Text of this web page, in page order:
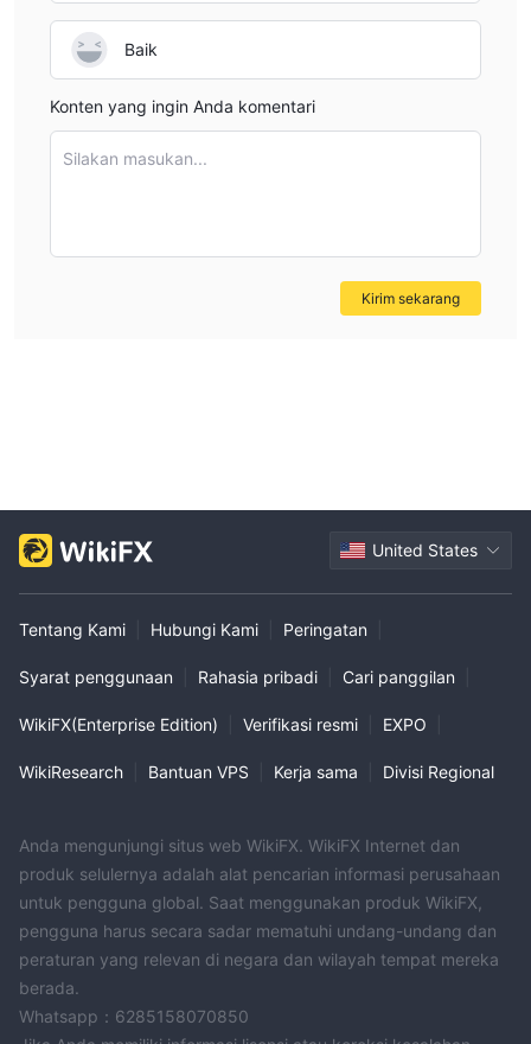
Baik
Konten yang ingin Anda komentari
Silakan masukan...
Kirim sekarang
United States
Tentang Kami Hubungi Kami Peringatan
Syarat penggunaan Rahasia pribadi Cari panggilan
WikiFX(Enterprise Edition) Verifikasi resmi EXPO
WikiResearch Bantuan VPS Kerja sama Divisi Regional
Anda mengunjungi situs web WikiFX. WikiFX Internet dan
produk selulernya adalah alat pencarian informasi perusahaan
untuk pengguna global. Saat menggunakan produk WikiFX,
pengguna harus secara sadar mematuhi undang-undang dan
peraturan yang relevan di negara dan wilayah tempat mereka
berada.
Whatsapp：6285158070850